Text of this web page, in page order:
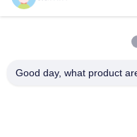
Gordelconveyor ijzererts
machine Ononderbroken
Van de de Hoge
Good day, what product